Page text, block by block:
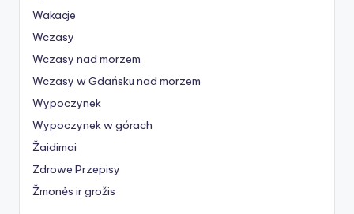
Wakacje
Wczasy
Wczasy nad morzem
Wczasy w Gdańsku nad morzem
Wypoczynek
Wypoczynek w górach
Žaidimai
Zdrowe Przepisy
Žmonės ir grožis